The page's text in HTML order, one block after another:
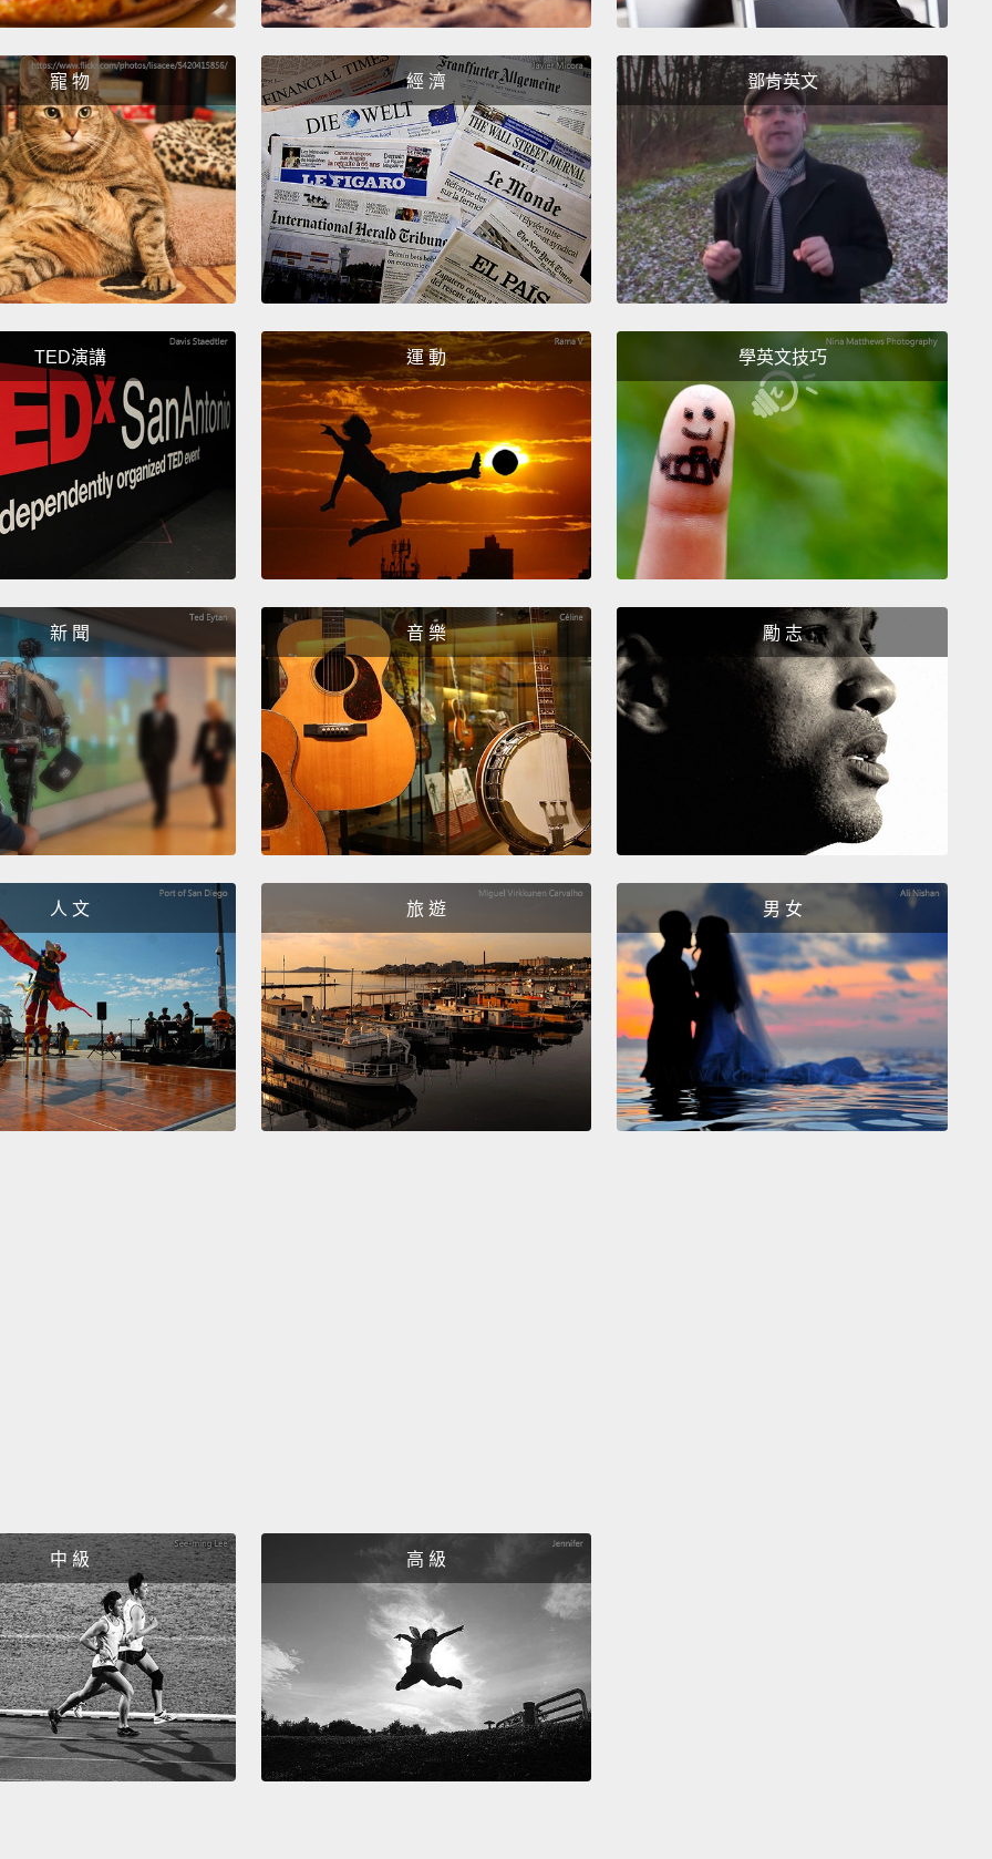
我們也可以看到這榮耀是曇花一現的。很少看到重複奪冠。除
了其中的三次之外，每次的奧運都有一位新的贏家站上頒獎
台。
But to get a little bit more perspective, let's see how some
of the America's best young sprinters would fit into this
group. Here're the fastest kids at the hundred-metre dash
in different ages, as recorded by the Amateur Athletic
Association. Obviously, they are way behind today's
expect.
但為了要看得更全面一點，我們來看看一些美國最棒的年輕短
跑選手在這團隊中排在什麼位置。這是不同年紀跑最快的孩子
們的一百公尺短跑，由業餘田徑總會所記錄。很明顯的，他們
大幅落後現今的運動員。但他們並沒有你想像中落後那麼多。
America's fastest eight-year-old did the hundred-metre
him less than a second off the third place in 1896, not bad
for grade school. And the record for fifteen to sixteen-
year-olds is a 10.27,
good enough for a bronze as recently
as 1980.
美國跑最快的八歲小孩一百公尺短跑只要十三秒半，這使他僅
僅比1896年奧運的第三名慢不到一秒鐘，就小學生來說很不
錯。而十五到十六歲組的紀錄是10.27秒，好得足以贏得近至
Still, it's not like those Olympians were slow. It's been
more than a century of improvements in nutrition, fitness,
footwear and track surfaces:
the difference between
today's athletes and the fastest human there in the
nineteenth century: just about three seconds.
儘管如此，不是那些前奧運選手很慢。在營養、體適能、鞋子
寵 物 經 濟 鄧肯英文
TED演講 運 動 學英文技巧
新 聞 音 樂 勵 志
人 文 旅 遊 男 女
中 級 高 級